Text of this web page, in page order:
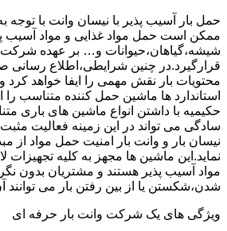
حمل بار آسیب پذیر با نیسان وانت با توجه
ممکن است حمل مواد غذایی و مواد آسیب
شیشه،گیاهان،حیوانات و… بر عهده شرکت
قرارگیرد.در چنین شرایطی،اطلاع
محتویات بار نقش مهمی را ایفا خواهد کرد
استاندارد ها ماشین حمل کننده متناسب را
حکیمیه با داشتن انواع ماشین های باری
سادگی می تواند در این زمینه فعالیت مثبت
نیسان بار و وانت بار امنیت حمل مواد از
نماید.این ماشین ها مجهز به کلیه تجهیزات
مواد آسیب پذیر هستند و مشتریان بدون
شدن،شکستن یا از بین رفتن بار می توانند
ویژگی های یک شرکت وانت بار حرفه ای